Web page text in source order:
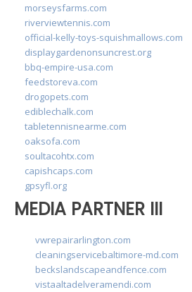
morseysfarms.com
riverviewtennis.com
official-kelly-toys-squishmallows.com
displaygardenonsuncrest.org
bbq-empire-usa.com
feedstoreva.com
drogopets.com
ediblechalk.com
tabletennisnearme.com
oaksofa.com
soultacohtx.com
capishcaps.com
gpsyfl.org
MEDIA PARTNER III
vwrepairarlington.com
cleaningservicebaltimore-md.com
beckslandscapeandfence.com
vistaaltadelveramendi.com